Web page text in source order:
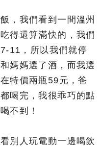
，我們看到一間溫州
得還算滿快的，我們
11，所以我們就停
媽媽選了酒，而我選
特價兩瓶59元，爸
喝完，我很乖巧的點
不到！
別人玩電動一邊喝飲